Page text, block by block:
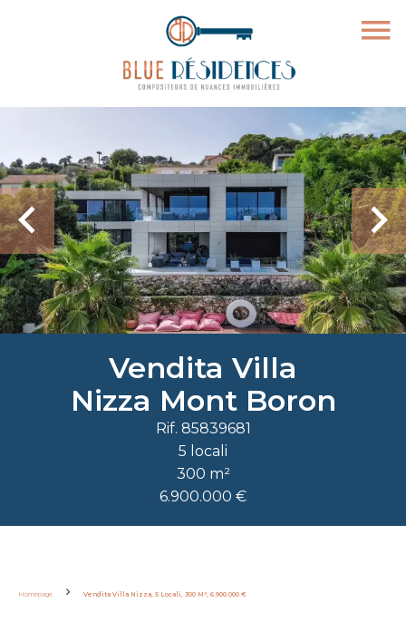
Vendita Villa
Nizza Mont Boron
Rif. 85839681
5 locali
300 m²
6.900.000 €
Homepage Vendita Villa Nizza, 5 Locali, 300 M², 6.900.000 €